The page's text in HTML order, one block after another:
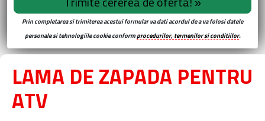
Prin completarea si trimiterea acestui formular va dati acordul de a va folosi datele
personale si tehnologiile cookie conformprocedurilor, termenilor si conditiilor.
LAMA DE ZAPADA PENTRU
ATV